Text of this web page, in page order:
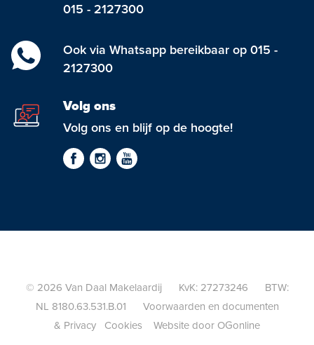
Verhuren
Aankoopmakelaar nieuwbouw
Projectadvies
Klantbeoordelingen
Vacatures
015 - 2127300
Ook via Whatsapp bereikbaar op 015 -
2127300
Volg ons
Volg ons en blijf op de hoogte!
© 2026 Van Daal Makelaardij KvK: 27273246 BTW:
NL 8180.63.531.B.01 Voorwaarden en documenten
& Privacy Cookies Website door OGonline